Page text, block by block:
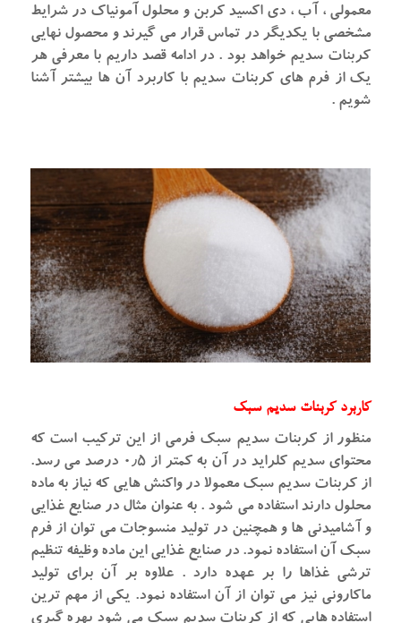
معمولی ، آب ، دی اکسید کربن و محلول آمونیاک در شرایط
مشخصی با یکدیگر در تماس قرار می گیرند و محصول نهایی
کربنات سدیم خواهد بود . در ادامه قصد داریم با معرفی هر
یک از فرم های کربنات سدیم با کاربرد آن ها بیشتر آشنا
شویم .
کاربرد کربنات سدیم سبک
منظور از کربنات سدیم سبک فرمی از این ترکیب است که
محتوای سدیم کلراید در آن به کمتر از ۰٫۵ درصد می رسد.
از کربنات سدیم سبک معمولا در واکنش هایی که نیاز به ماده
محلول دارند استفاده می شود . به عنوان مثال در صنایع غذایی
و آشامیدنی ها و همچنین در تولید منسوجات می توان از فرم
سبک آن استفاده نمود. در صنایع غذایی این ماده وظیفه تنظیم
ترشی غذاها را بر عهده دارد . علاوه بر آن برای تولید
ماکارونی نیز می توان از آن استفاده نمود. یکی از مهم ترین
استفاده هایی که از کربنات سدیم سبک می شود بهره گیری